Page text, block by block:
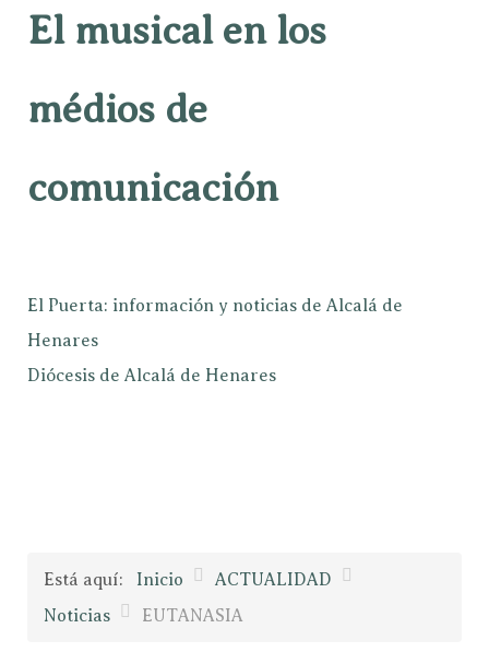
El musical en los
médios de
comunicación
El Puerta: información y noticias de Alcalá de
Henares
Diócesis de Alcalá de Henares
Está aquí: Inicio
ACTUALIDAD
Noticias
EUTANASIA